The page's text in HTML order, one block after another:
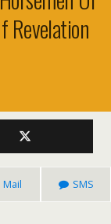
Revelation
Mail SMS